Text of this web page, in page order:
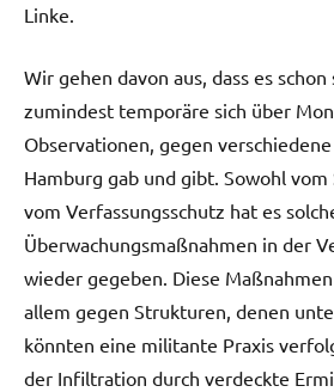
Linke.
Wir gehen davon aus, dass es schon
zumindest temporäre sich über
Observationen, gegen
Hamburg gab und gibt. Sowohl vom
vom Verfassungsschutz hat es
Überwachungsmaßnahmen in der
wieder gegeben. Diese
allem gegen Strukturen, denen
könnten eine militante Praxis
der Infiltration durch verdeckte